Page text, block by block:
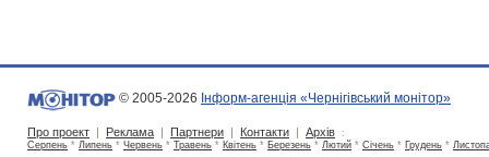
© 2005-2026 Інформ-агенція «Чернігівський монітор»
Про проект | Реклама | Партнери | Контакти | Архів :
Серпень * Липень * Червень * Травень * Квітень * Березень * Лютий * Січень * Грудень *